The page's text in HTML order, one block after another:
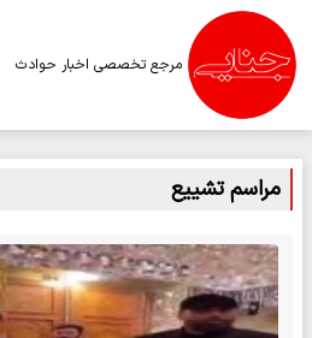
مرجع تخصصی اخبار حوادث
مراسم تشییع